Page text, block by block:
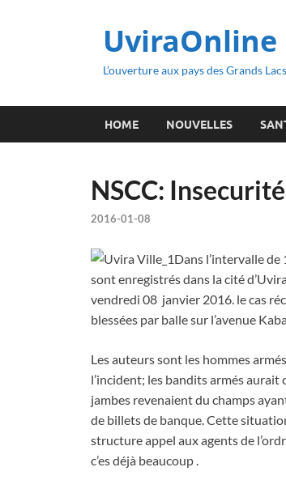
UviraOnline
L’ouverture aux pays des Grands
HOME NOUVELLES
NSCC:
2016-01-08
Dans l’intervalle
sont enregistrés dans la cité
vendredi 08 janvier 2016. le cas
blessées par balle sur l’avenue
Les auteurs sont les hommes
l’incident; les bandits armés aurait
jambes revenaient du champs
de billets de banque. Cette
structure appel aux agents de
c’es déjà beaucoup .